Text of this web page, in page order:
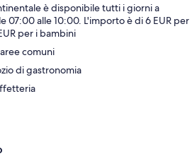
è disponibile tutti i giorni a
07:00 alle 10:00. L'importo è di 6 EUR per
per i bambini
comuni
di gastronomia